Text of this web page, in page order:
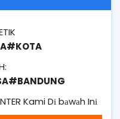
Kami Dі bаwаh Inі